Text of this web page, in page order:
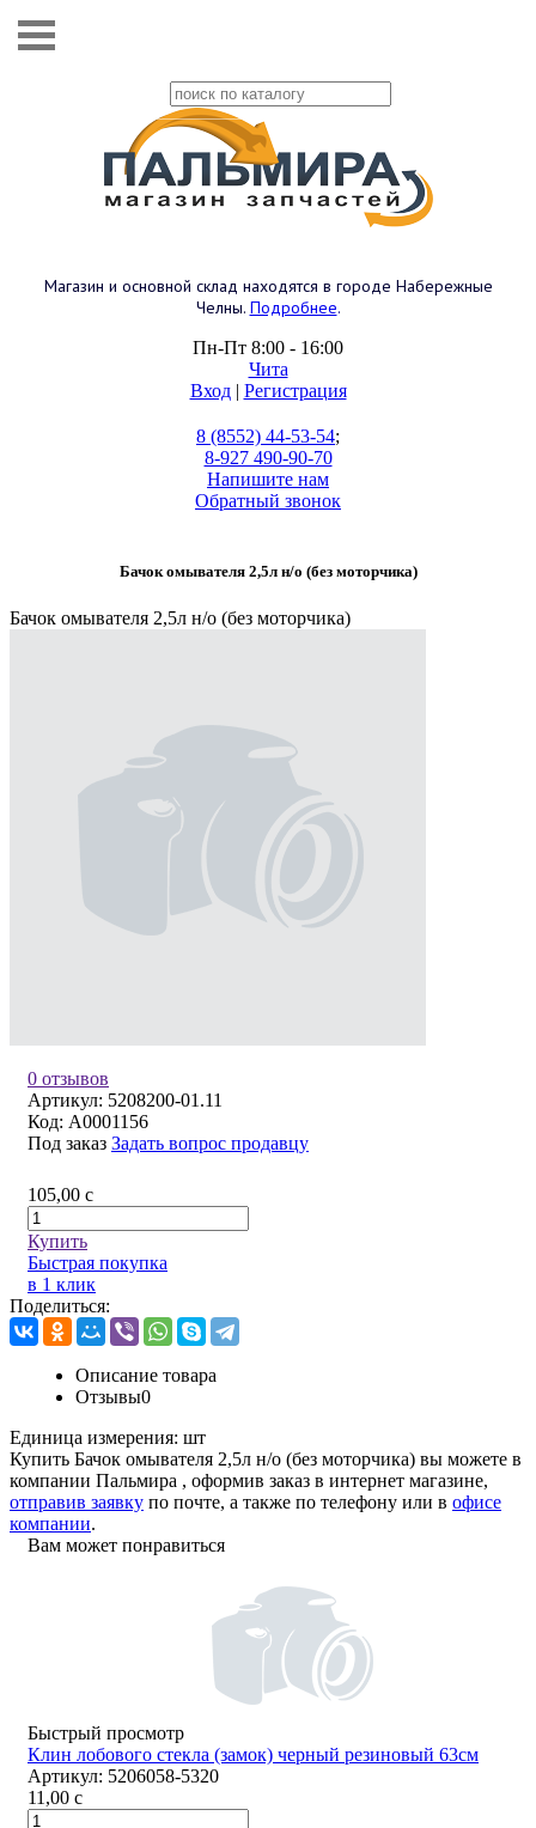
Магазин и основной склад находятся в городе Набережные
Челны. Подробнее.
Пн-Пт 8:00 - 16:00
Чита
Вход| Регистрация
8 (8552) 44-53-54;
8-927 490-90-70
Напишите нам
Обратный звонок
Бачок омывателя 2,5л н/о (без моторчика)
Бачок омывателя 2,5л н/о (без моторчика)
0 отзывов
Артикул: 5208200-01.11
Код: A0001156
Под заказ Задать вопрос продавцу
105,00 c
Купить
Быстрая покупка
в 1 клик
Поделиться:
Описание товара
Отзывы0
Единица измерения: шт
Купить Бачок омывателя 2,5л н/о (без моторчика) вы можете в
компании Пальмира , оформив заказ в интернет магазине,
отправив заявку по почте, а также по телефону или в офисе
компании.
Вам может понравиться
Быстрый просмотр
Клин лобового стекла (замок) черный резиновый 63см
Артикул: 5206058-5320
11,00 c